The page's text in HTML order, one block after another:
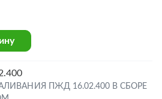
ПЖД 16.02.400 В СБОРЕ